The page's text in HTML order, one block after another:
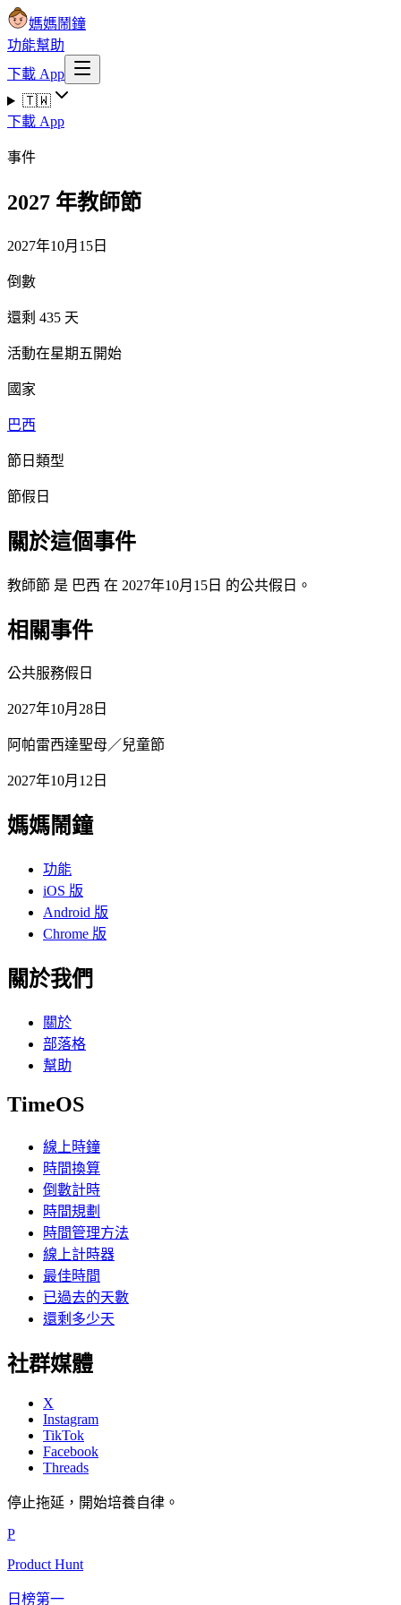
媽媽鬧鐘
功能幫助
下載 App
🇹🇼
下載 App
事件
2027 年教師節
2027年10月15日
倒數
還剩 435 天
活動在星期五開始
國家
巴西
節日類型
節假日
關於這個事件
教師節 是 巴西 在 2027年10月15日 的公共假日。
相關事件
公共服務假日
2027年10月28日
阿帕雷西達聖母／兒童節
2027年10月12日
媽媽鬧鐘
功能
iOS 版
Android 版
Chrome 版
關於我們
關於
部落格
幫助
TimeOS
線上時鐘
時間換算
倒數計時
時間規劃
時間管理方法
線上計時器
最佳時間
已過去的天數
還剩多少天
社群媒體
X
Instagram
TikTok
Facebook
Threads
停止拖延，開始培養自律。
P
Product Hunt
日榜第一